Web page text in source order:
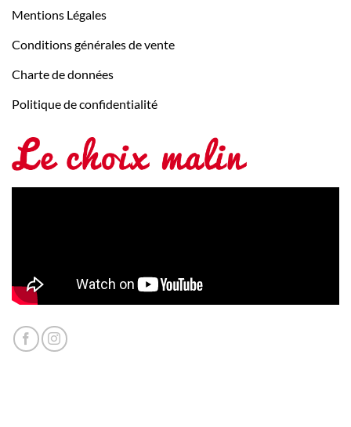
Mentions Légales
Conditions générales de vente
Charte de données
Politique de confidentialité